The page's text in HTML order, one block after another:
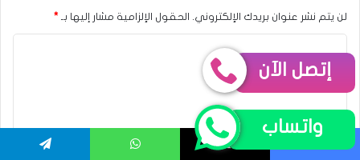
لن يتم نشر عنوان بريدك الإلكتروني. الحقول الإلزامية مشار إليها بـ *
ت
إتصل الآن
واتساب